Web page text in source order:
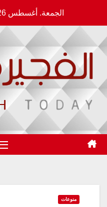
content
الجمعة. أغسطس 7th, 2026
منوعات